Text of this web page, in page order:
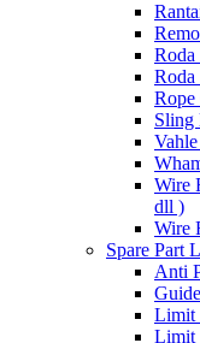
Roda
Roda
Rope
Sling
Wire
dll )
Wire
Spare Part
Anti
Limit
Limit